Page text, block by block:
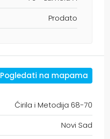
Prodato
Pogledati na mapama
Ćirila i Metodija 68-70
Novi Sad